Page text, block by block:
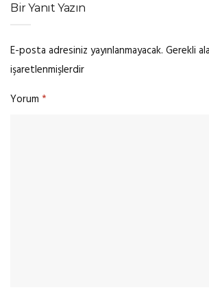
Bir Yanıt Yazın
E-posta adresiniz yayınlanmayacak. Gerekli
işaretlenmişlerdir
Yorum *